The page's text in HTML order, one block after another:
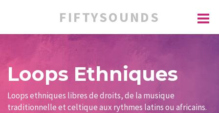
FIFTYSOUNDS
Loops Ethniques
Loops ethniques libres de droits, de la musique
traditionnelle et celtique aux rythmes latins ou africains.